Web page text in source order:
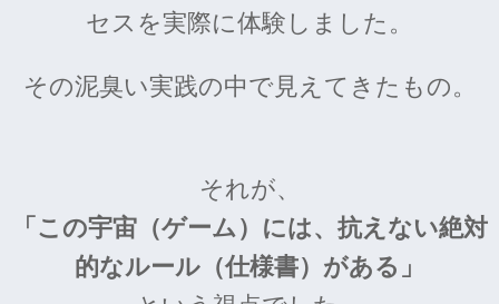
セスを実際に体験しました。
その泥臭い実践の中で見えてきたもの。
それが、
「この宇宙（ゲーム）には、抗えない絶対
的なルール（仕様書）がある」